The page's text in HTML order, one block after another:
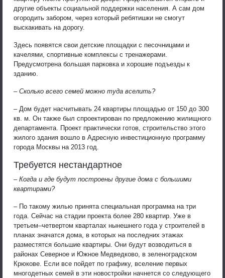
другие объекты социальной поддержки населения. А сам дом
огородить забором, через который ребятишки не смогут
выскакивать на дорогу.
Здесь появятся свои детские площадки с песочницами и
качелями, спортивные комплексы с тренажерами.
Предусмотрена большая парковка и хорошие подъезды к
зданию.
– Сколько всего семей можно туда вселить?
– Дом будет насчитывать 24 квартиры площадью от 150 до 300
кв. м. Он также был спроектирован по предложению жилищного
департамента. Проект практически готов, строительство этого
жилого здания вошло в Адресную инвестиционную программу
города Москвы на 2013 год.
Требуется нестандартное
– Когда и где будут построены другие дома с большими
квартирами?
– По такому жилью принята специальная программа на три
года. Сейчас на стадии проекта более 280 квартир. Уже в
третьем–четвертом кварталах нынешнего года у строителей в
планах значатся дома, в которых на последних этажах
разместятся большие квартиры. Они будут возводиться в
районах Северное и Южное Медведково, в зеленоградском
Крюкове. Если все пойдет по графику, вселение первых
многодетных семей в эти новостройки начнется со следующего